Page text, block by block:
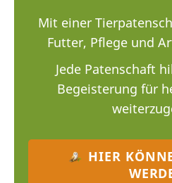
Mit einer
Futter, Pflege und
Jede Patenschaft
Begeisterung für
HIER